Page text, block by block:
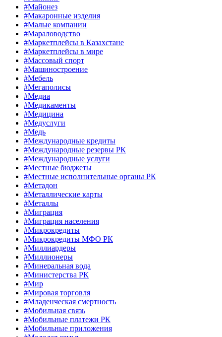
#Майонез
#Макаронные изделия
#Малые компании
#Мараловодство
#Маркетплейсы в Казахстане
#Маркетплейсы в мире
#Массовый спорт
#Машиностроение
#Мебель
#Мегаполисы
#Медиа
#Медикаменты
#Медицина
#Медуслуги
#Медь
#Международные кредиты
#Международные резервы РК
#Международные услуги
#Местные бюджеты
#Местные исполнительные органы РК
#Метадон
#Металлические карты
#Металлы
#Миграция
#Миграция населения
#Микрокредиты
#Микрокредиты МФО РК
#Миллиардеры
#Миллионеры
#Минеральная вода
#Министерства РК
#Мир
#Мировая торговля
#Младенческая смертность
#Мобильная связь
#Мобильные платежи РК
#Мобильные приложения